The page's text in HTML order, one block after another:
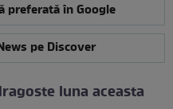
preferată în Google
pe Discover
luna aceasta